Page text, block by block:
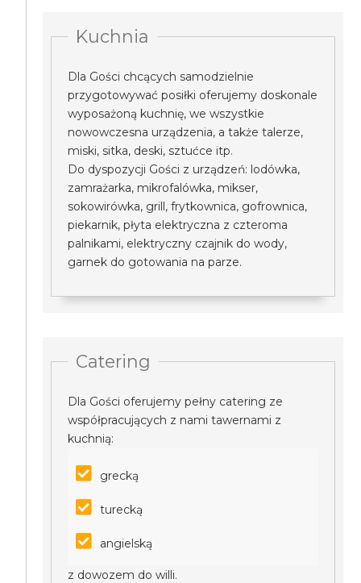
Kuchnia
Dla Gości chcących samodzielnie
przygotowywać posiłki oferujemy doskonale
wyposażoną kuchnię, we wszystkie
nowowczesna urządzenia, a także talerze,
miski, sitka, deski, sztućce itp.
Do dyspozycji Gości z urządzeń: lodówka,
zamrażarka, mikrofalówka, mikser,
sokowirówka, grill, frytkownica, gofrownica,
piekarnik, płyta elektryczna z czteroma
palnikami, elektryczny czajnik do wody,
garnek do gotowania na parze.
Catering
Dla Gości oferujemy pełny catering ze
współpracujących z nami tawernami z
kuchnią:
grecką
turecką
angielską
z dowozem do willi.